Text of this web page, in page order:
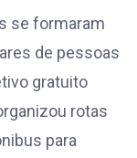
se formaram
de pessoas
gratuito
rotas
para